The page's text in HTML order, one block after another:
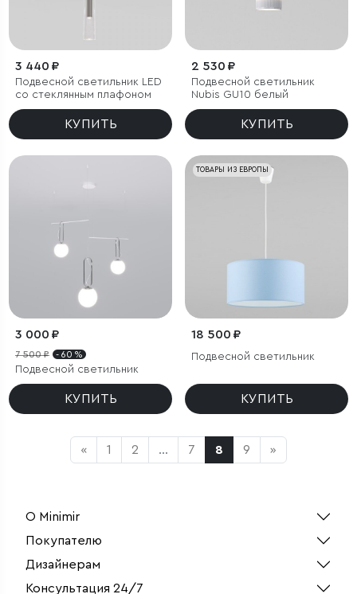
3 440 ₽
Подвесной светильник LED
со стеклянным плафоном
КУПИТЬ
2 530 ₽
Подвесной светильник
Nubis GU10 белый
КУПИТЬ
3 000 ₽
7 500 ₽ - 60 %
Подвесной светильник
КУПИТЬ
ТОВАРЫ ИЗ ЕВРОПЫ
18 500 ₽
Подвесной светильник
КУПИТЬ
« 1 2 ... 7 8 9 »
О Minimir
Покупателю
Дизайнерам
Консультация 24/7